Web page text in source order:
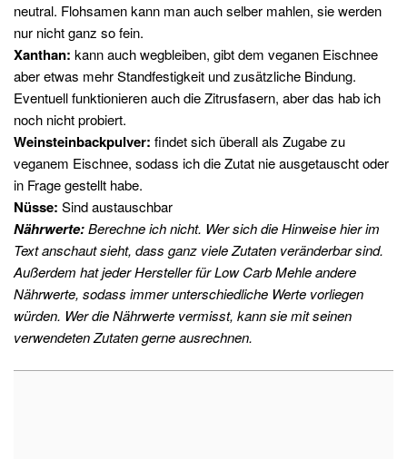
neutral. Flohsamen kann man auch selber mahlen, sie werden
nur nicht ganz so fein.
Xanthan: kann auch wegbleiben, gibt dem veganen Eischnee
aber etwas mehr Standfestigkeit und zusätzliche Bindung.
Eventuell funktionieren auch die Zitrusfasern, aber das hab ich
noch nicht probiert.
Weinsteinbackpulver: findet sich überall als Zugabe zu
veganem Eischnee, sodass ich die Zutat nie ausgetauscht oder
in Frage gestellt habe.
Nüsse: Sind austauschbar
Nährwerte:Berechne ich nicht. Wer sich die Hinweise hier im
Text anschaut sieht, dass ganz viele Zutaten veränderbar sind.
Außerdem hat jeder Hersteller für Low Carb Mehle andere
Nährwerte, sodass immer unterschiedliche Werte vorliegen
würden. Wer die Nährwerte vermisst, kann sie mit seinen
verwendeten Zutaten gerne ausrechnen.